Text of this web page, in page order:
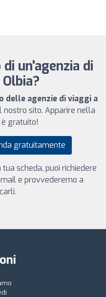
un'agenzia di
delle agenzie di viaggi a
sito. Apparire nella
gratuito!
gratuitamente
scheda, puoi richiedere
e provvederemo a